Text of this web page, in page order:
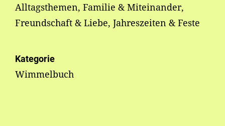
Alltagsthemen, Familie & Miteinander,
Freundschaft & Liebe, Jahreszeiten & Feste
Kategorie
Wimmelbuch